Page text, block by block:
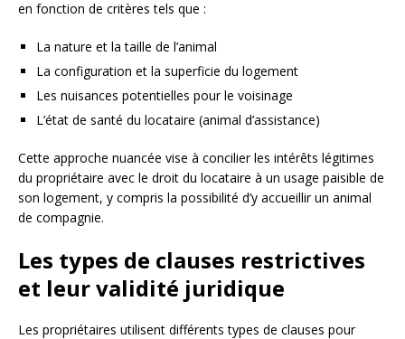
en fonction de critères tels que :
La nature et la taille de l’animal
La configuration et la superficie du logement
Les nuisances potentielles pour le voisinage
L’état de santé du locataire (animal d’assistance)
Cette approche nuancée vise à concilier les intérêts légitimes
du propriétaire avec le droit du locataire à un usage paisible de
son logement, y compris la possibilité d’y accueillir un animal
de compagnie.
Les types de clauses restrictives
et leur validité juridique
Les propriétaires utilisent différents types de clauses pour